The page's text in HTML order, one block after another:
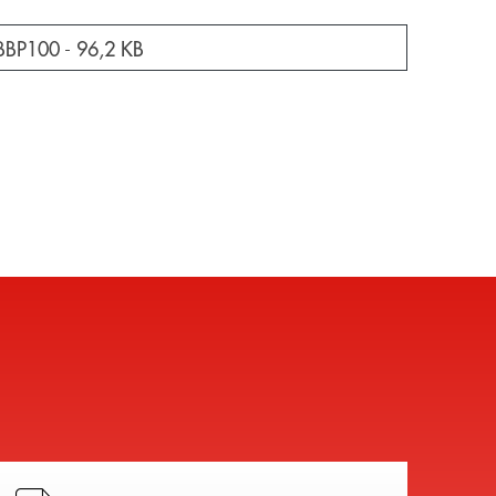
nuova finestra
- 96,2 KB